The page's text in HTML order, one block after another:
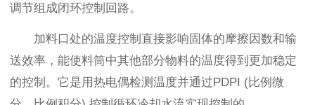
调节组成闭环控制回路。
加料口处的温度控制直接影响固体的摩擦因数和输
送效率，能使料筒中其他部分物料的温度得到更加稳定
的控制。它是用热电偶检测温度并通过PDPI (比例微